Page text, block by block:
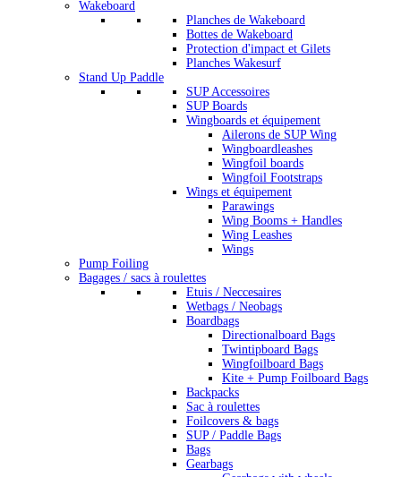
Wakeboard
Planches de Wakeboard
Bottes de Wakeboard
Protection d'impact et Gilets
Planches Wakesurf
Stand Up Paddle
SUP Accessoires
SUP Boards
Wingboards et équipement
Ailerons de SUP Wing
Wingboardleashes
Wingfoil boards
Wingfoil Footstraps
Wings et équipement
Parawings
Wing Booms + Handles
Wing Leashes
Wings
Pump Foiling
Bagages / sacs à roulettes
Etuis / Neccesaires
Wetbags / Neobags
Boardbags
Directionalboard Bags
Twintipboard Bags
Wingfoilboard Bags
Kite + Pump Foilboard Bags
Backpacks
Sac à roulettes
Foilcovers & bags
SUP / Paddle Bags
Bags
Gearbags